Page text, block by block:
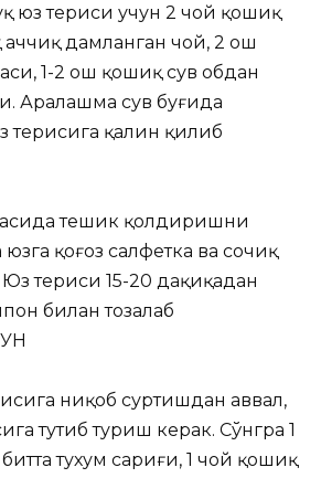
юз териси учун 2 чой қошиқ
аччиқ дамланган чой, 2 ош
1-2 ош қошиқ сув обдан
Аралашма сув буғида
терисига қалин қилиб
тешик қолдиришни
қоғоз салфетка ва сочиқ
териси 15-20 дақиқадан
билан тозалаб
ниқоб суртишдан аввал,
тутиб туриш керак. Сўнгра 1
тухум сариғи, 1 чой қошиқ